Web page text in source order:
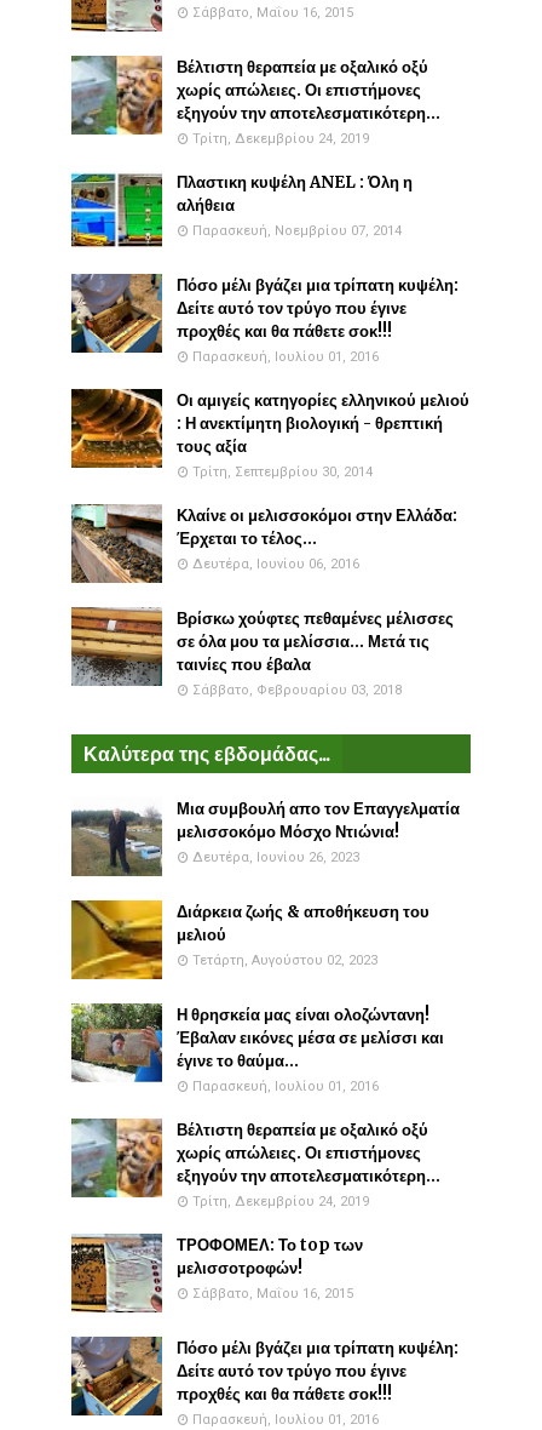
Σάββατο, Μαΐου 16, 2015
Βέλτιστη θεραπεία με οξαλικό οξύ
χωρίς απώλειες. Οι επιστήμονες
εξηγούν την αποτελεσματικότερη...
Τρίτη, Δεκεμβρίου 24, 2019
Πλαστικη κυψέλη ANEL : Όλη η
αλήθεια
Παρασκευή, Νοεμβρίου 07, 2014
Πόσο μέλι βγάζει μια τρίπατη κυψέλη:
Δείτε αυτό τον τρύγο που έγινε
προχθές και θα πάθετε σοκ!!!
Παρασκευή, Ιουλίου 01, 2016
Οι αμιγείς κατηγορίες ελληνικού μελιού
: Η ανεκτίμητη βιολογική - θρεπτική
τους αξία
Τρίτη, Σεπτεμβρίου 30, 2014
Κλαίνε οι μελισσοκόμοι στην Ελλάδα:
Έρχεται το τέλος...
Δευτέρα, Ιουνίου 06, 2016
Βρίσκω χούφτες πεθαμένες μέλισσες
σε όλα μου τα μελίσσια... Μετά τις
ταινίες που έβαλα
Σάββατο, Φεβρουαρίου 03, 2018
Καλύτερα της εβδομάδας...
Μια συμβουλή απο τον Επαγγελματία
μελισσοκόμο Μόσχο Ντιώνια!
Δευτέρα, Ιουνίου 26, 2023
Διάρκεια ζωής & αποθήκευση του
μελιού
Τετάρτη, Αυγούστου 02, 2023
Η θρησκεία μας είναι ολοζώντανη!
Έβαλαν εικόνες μέσα σε μελίσσι και
έγινε το θαύμα...
Παρασκευή, Ιουλίου 01, 2016
Βέλτιστη θεραπεία με οξαλικό οξύ
χωρίς απώλειες. Οι επιστήμονες
εξηγούν την αποτελεσματικότερη...
Τρίτη, Δεκεμβρίου 24, 2019
ΤΡΟΦΟΜΕΛ: Το top των
μελισσοτροφών!
Σάββατο, Μαΐου 16, 2015
Πόσο μέλι βγάζει μια τρίπατη κυψέλη:
Δείτε αυτό τον τρύγο που έγινε
προχθές και θα πάθετε σοκ!!!
Παρασκευή, Ιουλίου 01, 2016